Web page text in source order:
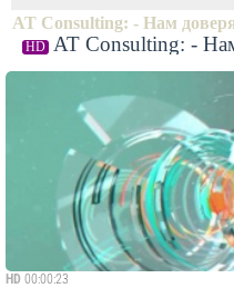
AT Consulting: - Нам
успех!
HD AT Consulting: -
История AT Consulting
Consulting– это один из
информационных
для
государственного и
направления
сопровождение
управленческий и
управление проектами
HD 00:00:23